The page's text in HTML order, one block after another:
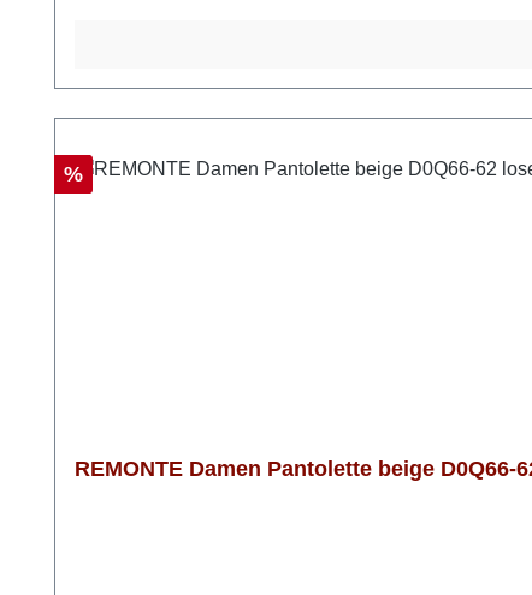
Rabatt
%
REMONTE Damen Pantolette beige D0Q66-